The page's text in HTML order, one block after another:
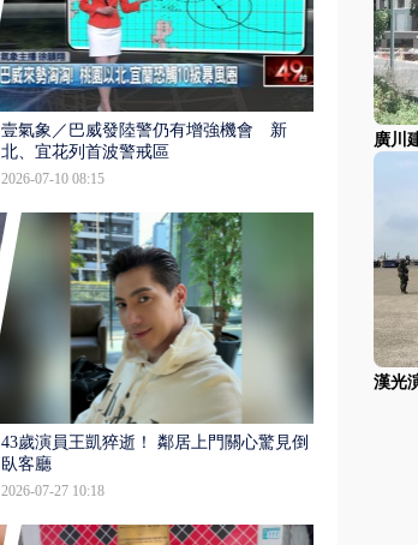
壹氣象／巴威發陸警仍有增強機會 新
北、宜花列首波警戒區
2026-07-10 08:15
43歲演員王凱猝逝！ 鄰居上門關心驚見倒
臥客廳
2026-07-27 10:18
廣川
漢光